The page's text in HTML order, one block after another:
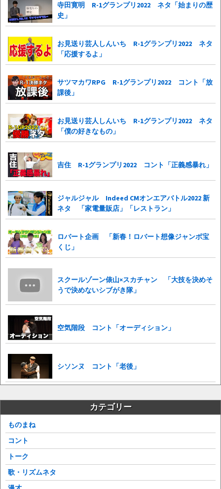
寺田寛明 R-1グランプリ2022 ネタ「始まりの歴
史」
お見送り芸人しんいち R-1グランプリ2022 ネタ
「応援するよ」
サツマカワRPG R-1グランプリ2022 コント「放
課後」
お見送り芸人しんいち R-1グランプリ2022 ネタ
「僕の好きなもの」
吉住 R-1グランプリ2022 コント「正義感暴れ」
ジャルジャル Indeed CMオンエアバトル2022 新
ネタ 「家電量販店」「レストラン」
ロバート企画 「新春！ロバート想像ジャンボ宝
くじ」
スクールゾーン俵山×スカチャン 「大技を決めそ
うで決めないシブがき隊」
空気階段 コント「オーディション」
シソンヌ コント「老後」
カテゴリー
ものまね
コント
トーク
歌・リズムネタ